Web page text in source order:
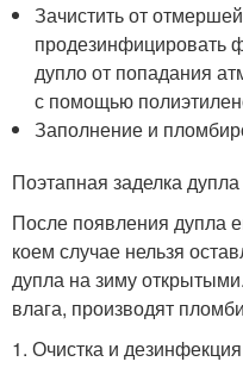
Зачистить от
продезинфицировать
дупло от попадания
с помощью
Заполнение и
Поэтапная заделка дупла
После появления дупла
коем случае нельзя
дупла на зиму
влага, производят
1. Очистка и дезинфекция